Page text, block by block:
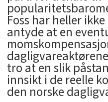
Foss har heller
antyde at en
tro at en slik
innsikt i de reelle
den norske